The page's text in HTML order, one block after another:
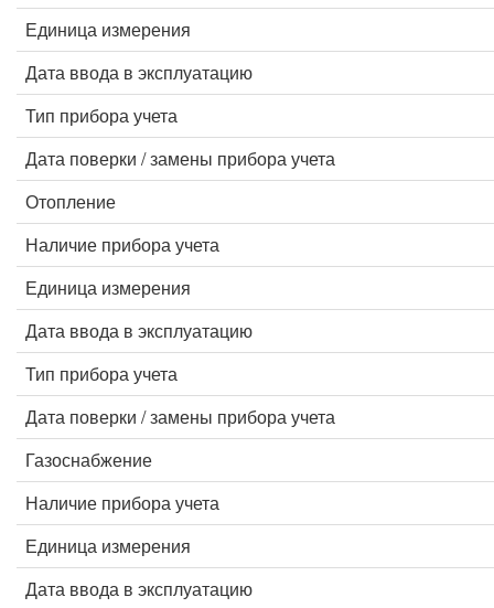
Единица измерения
Дата ввода в эксплуатацию
Тип прибора учета
Дата поверки / замены прибора учета
Отопление
Наличие прибора учета
Единица измерения
Дата ввода в эксплуатацию
Тип прибора учета
Дата поверки / замены прибора учета
Газоснабжение
Наличие прибора учета
Единица измерения
Дата ввода в эксплуатацию